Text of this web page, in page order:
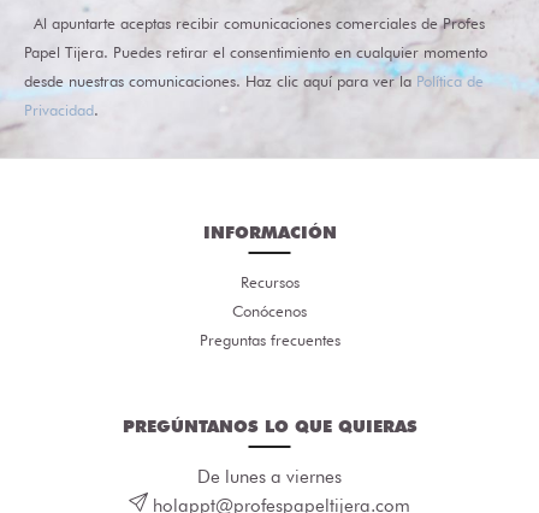
Al apuntarte aceptas recibir comunicaciones comerciales de Profes
Papel Tijera. Puedes retirar el consentimiento en cualquier momento
desde nuestras comunicaciones. Haz clic aquí para ver la Política de
Privacidad.
INFORMACIÓN
Recursos
Conócenos
Preguntas frecuentes
PREGÚNTANOS LO QUE QUIERAS
De lunes a viernes
holappt@profespapeltijera.com